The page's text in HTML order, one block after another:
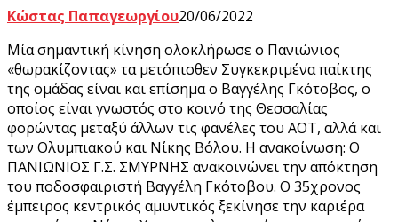
Κώστας Παπαγεωργίου20/06/2022
Μία σημαντική κίνηση ολοκλήρωσε ο Πανιώνιος
«θωρακίζοντας» τα μετόπισθεν Συγκεκριμένα παίκτης
της ομάδας είναι και επίσημα ο Βαγγέλης Γκότοβος, ο
οποίος είναι γνωστός στο κοινό της Θεσσαλίας
φορώντας μεταξύ άλλων τις φανέλες του ΑΟΤ, αλλά και
των Ολυμπιακού και Νίκης Βόλου. Η ανακοίνωση: Ο
ΠΑΝΙΩΝΙΟΣ Γ.Σ. ΣΜΥΡΝΗΣ ανακοινώνει την απόκτηση
του ποδοσφαιριστή Βαγγέλη Γκότοβου. Ο 35χρονος
έμπειρος κεντρικός αμυντικός ξεκίνησε την καριέρα